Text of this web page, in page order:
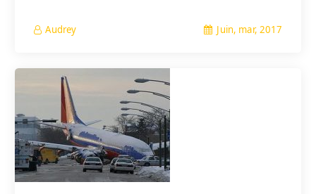
Audrey Juin, mar, 2017